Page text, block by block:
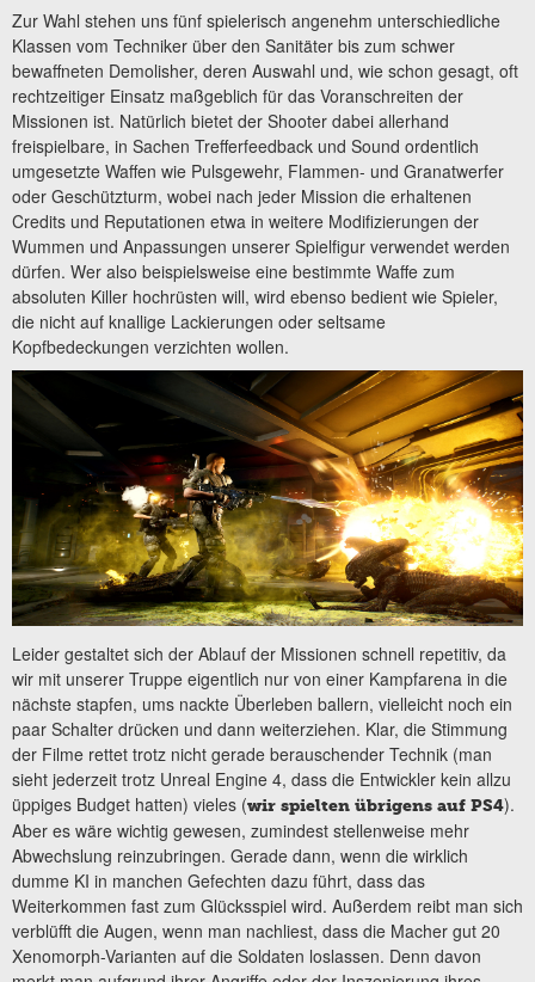
Zur Wahl stehen uns fünf spielerisch angenehm unterschiedliche
Klassen vom Techniker über den Sanitäter bis zum schwer
bewaffneten Demolisher, deren Auswahl und, wie schon gesagt, oft
rechtzeitiger Einsatz maßgeblich für das Voranschreiten der
Missionen ist. Natürlich bietet der Shooter dabei allerhand
freispielbare, in Sachen Trefferfeedback und Sound ordentlich
umgesetzte Waffen wie Pulsgewehr, Flammen- und Granatwerfer
oder Geschützturm, wobei nach jeder Mission die erhaltenen
Credits und Reputationen etwa in weitere Modifizierungen der
Wummen und Anpassungen unserer Spielfigur verwendet werden
dürfen. Wer also beispielsweise eine bestimmte Waffe zum
absoluten Killer hochrüsten will, wird ebenso bedient wie Spieler,
die nicht auf knallige Lackierungen oder seltsame
Kopfbedeckungen verzichten wollen.
Leider gestaltet sich der Ablauf der Missionen schnell repetitiv, da
wir mit unserer Truppe eigentlich nur von einer Kampfarena in die
nächste stapfen, ums nackte Überleben ballern, vielleicht noch ein
paar Schalter drücken und dann weiterziehen. Klar, die Stimmung
der Filme rettet trotz nicht gerade berauschender Technik (man
sieht jederzeit trotz Unreal Engine 4, dass die Entwickler kein allzu
üppiges Budget hatten) vieles (wir spielten übrigens auf PS4).
Aber es wäre wichtig gewesen, zumindest stellenweise mehr
Abwechslung reinzubringen. Gerade dann, wenn die wirklich
dumme KI in manchen Gefechten dazu führt, dass das
Weiterkommen fast zum Glücksspiel wird. Außerdem reibt man sich
verblüfft die Augen, wenn man nachliest, dass die Macher gut 20
Xenomorph-Varianten auf die Soldaten loslassen. Denn davon